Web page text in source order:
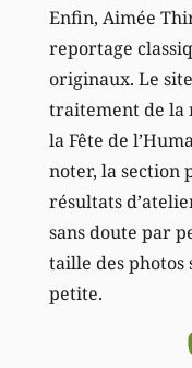
Enfin, Aimée
reportage
originaux. Le
traitement de la
la Fête de
noter, la section
résultats
sans doute par
taille des photos
petite.